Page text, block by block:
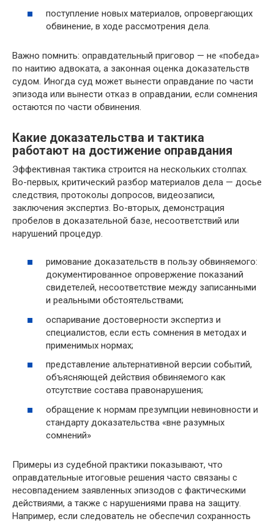
поступление новых материалов, опровергающих
обвинение, в ходе рассмотрения дела.
Важно помнить: оправдательный приговор — не «победа»
по наитию адвоката, а законная оценка доказательств
судом. Иногда суд может вынести оправдание по части
эпизода или вынести отказ в оправдании, если сомнения
остаются по части обвинения.
Какие доказательства и тактика
работают на достижение оправдания
Эффективная тактика строится на нескольких столпах.
Во-первых, критический разбор материалов дела — досье
следствия, протоколы допросов, видеозаписи,
заключения экспертиз. Во-вторых, демонстрация
пробелов в доказательной базе, несоответствий или
нарушений процедур.
римование доказательств в пользу обвиняемого:
документированное опровержение показаний
свидетелей, несоответствие между записанными
и реальными обстоятельствами;
оспаривание достоверности экспертиз и
специалистов, если есть сомнения в методах и
применимых нормах;
представление альтернативной версии событий,
объясняющей действия обвиняемого как
отсутствие состава правонарушения;
обращение к нормам презумпции невиновности и
стандарту доказательства «вне разумных
сомнений»
Примеры из судебной практики показывают, что
оправдательные итоговые решения часто связаны с
несовпадением заявленных эпизодов с фактическими
действиями, а также с нарушениями права на защиту.
Например, если следователь не обеспечил сохранность